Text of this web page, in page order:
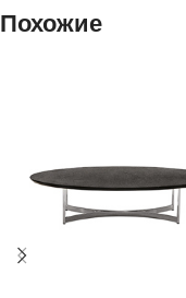
Похожие